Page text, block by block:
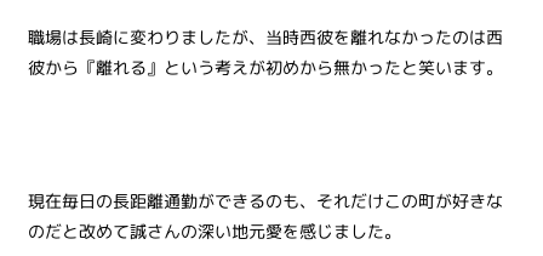
職場は長崎に変わりましたが、当時西彼を離れなかったのは西
彼から『離れる』という考えが初めから無かったと笑います。
現在毎日の長距離通勤ができるのも、それだけこの町が好きな
のだと改めて誠さんの深い地元愛を感じました。